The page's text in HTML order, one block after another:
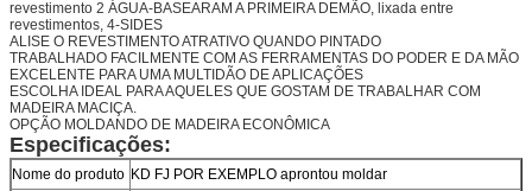
revestimento 2 ÁGUA-BASEARAM A PRIMEIRA DEMÃO, lixada entre
revestimentos, 4-SIDES
ALISE O REVESTIMENTO ATRATIVO QUANDO PINTADO
TRABALHADO FACILMENTE COM AS FERRAMENTAS DO PODER E DA MÃO
EXCELENTE PARA UMA MULTIDÃO DE APLICAÇÕES
ESCOLHA IDEAL PARA AQUELES QUE GOSTAM DE TRABALHAR COM
MADEIRA MACIÇA.
OPÇÃO MOLDANDO DE MADEIRA ECONÔMICA
Especificações:
Nome do produto KD FJ POR EXEMPLO aprontou moldar